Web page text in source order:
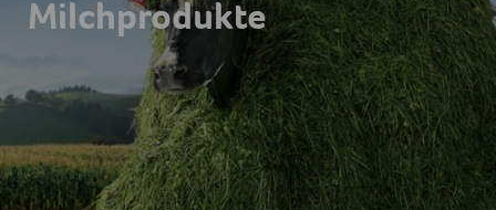
Milchprodukte